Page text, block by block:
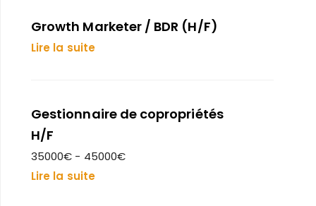
Growth Marketer / BDR (H/F)
Lire la suite
Gestionnaire de copropriétés
H/F
35000€ - 45000€
Lire la suite